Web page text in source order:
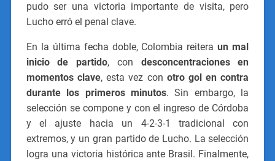
pudo ser una victoria importante de visita, pero
Lucho erró el penal clave.
En la última fecha doble, Colombia reiteraun mal
inicio de partido, con desconcentraciones en
momentos clave, esta vez con otro gol en contra
durante los primeros minutos. Sin embargo, la
selección se compone y con el ingreso de Córdoba
y el ajuste hacia un 4-2-3-1 tradicional con
extremos, y un gran partido de Lucho. La selección
logra una victoria histórica ante Brasil. Finalmente,